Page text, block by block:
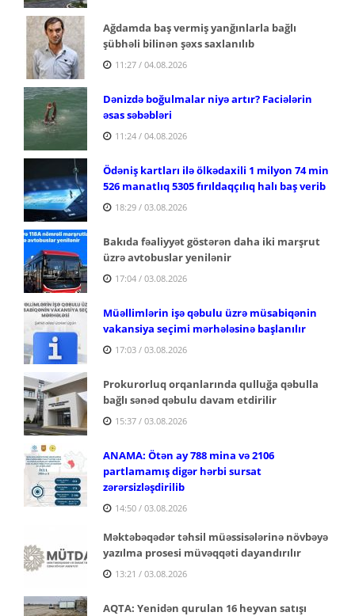
Ağdamda baş vermiş yanğınlarla bağlı
şübhəli bilinən şəxs saxlanılıb
11:27 / 04.08.2026
Dənizdə boğulmalar niyə artır? Faciələrin
əsas səbəbləri
11:24 / 04.08.2026
Ödəniş kartları ilə ölkədaxili 1 milyon 74 min
526 manatlıq 5305 fırıldaqçılıq halı baş verib
18:29 / 03.08.2026
Bakıda fəaliyyət göstərən daha iki marşrut
üzrə avtobuslar yenilənir
17:04 / 03.08.2026
Müəllimlərin işə qəbulu üzrə müsabiqənin
vakansiya seçimi mərhələsinə başlanılır
17:03 / 03.08.2026
Prokurorluq orqanlarında qulluğa qəbulla
bağlı sənəd qəbulu davam etdirilir
15:37 / 03.08.2026
ANAMA: Ötən ay 788 mina və 2106
partlamamış digər hərbi sursat
zərərsizləşdirilib
14:50 / 03.08.2026
Məktəbəqədər təhsil müəssisələrinə növbəyə
yazılma prosesi müvəqqəti dayandırılır
13:21 / 03.08.2026
AQTA: Yenidən qurulan 16 heyvan satışı